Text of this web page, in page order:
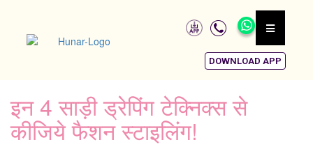
DOWNLOAD APP
इन 4 साड़ी ड्रेपिंग टेक्निक्स से
कीजिये फैशन स्टाइलिंग!